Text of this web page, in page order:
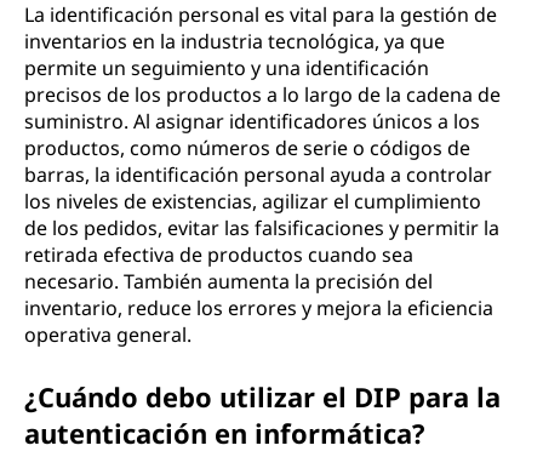
La identificación personal es vital para la gestión de
inventarios en la industria tecnológica, ya que
permite un seguimiento y una identificación
precisos de los productos a lo largo de la cadena de
suministro. Al asignar identificadores únicos a los
productos, como números de serie o códigos de
barras, la identificación personal ayuda a controlar
los niveles de existencias, agilizar el cumplimiento
de los pedidos, evitar las falsificaciones y permitir la
retirada efectiva de productos cuando sea
necesario. También aumenta la precisión del
inventario, reduce los errores y mejora la eficiencia
operativa general.
¿Cuándo debo utilizar el DIP para la
autenticación en informática?